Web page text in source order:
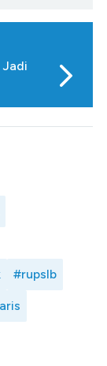
Jadi
#rupslb